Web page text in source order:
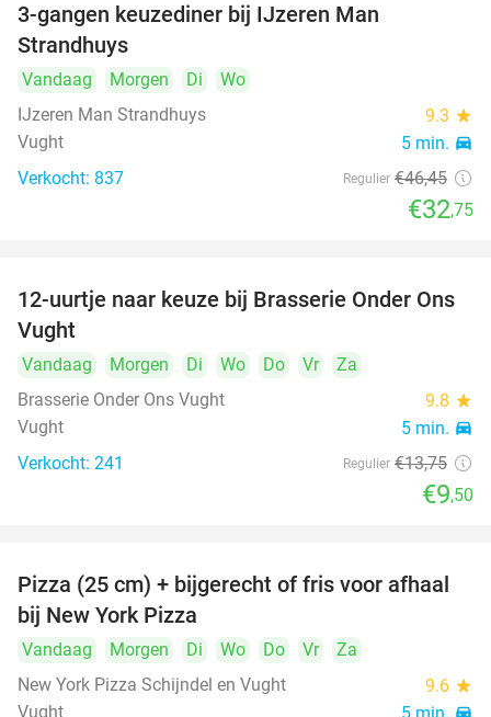
3-gangen keuzediner bij IJzeren Man
Strandhuys
Vandaag Morgen Di
Wo
IJzeren Man Strandhuys
9.3 star
Vught 5 min. directions_car
Verkocht: 837 Regulier €46,45
€32,75
31%
12-uurtje naar keuze bij Brasserie Onder Ons
Vught
Vandaag Morgen Di Wo Do Vr
Za
Brasserie Onder Ons Vught
9.8 star
Vught 5 min. directions_car
Verkocht: 241 Regulier €13,75
€9,50
48%
Pizza (25 cm) + bijgerecht of fris voor afhaal
bij New York Pizza
Vandaag Morgen Di Wo Do Vr
Za
New York Pizza Schijndel en Vught
9.6 star
Vught directions_car